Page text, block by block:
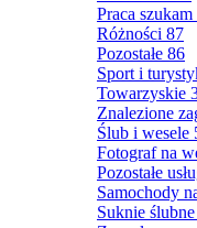
Praca szukam
Różności 87
Pozostałe 86
Sport i
Towarzyskie
Znalezione
Ślub i wesele
Fotograf na
Pozostałe
Samochody
Suknie ślubne